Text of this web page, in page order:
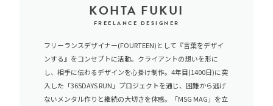
KOHTA FUKUI
FREELANCE DESIGNER
フリーランスデザイナー(FOURTEEN)として『言葉をデザイ
ンする』をコンセプトに活動。クライアントの想いを形に
し、相手に伝わるデザインを心掛け制作。4年目(1400日)に突
入した「365DAYS RUN」プロジェクトを通じ、困難から逃げ
ないメンタル作りと継続の大切さを体感。「MSG MAG」を立